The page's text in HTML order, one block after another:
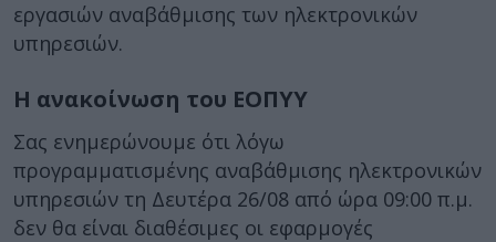
εργασιών αναβάθμισης των ηλεκτρονικών
υπηρεσιών.
Η ανακοίνωση του ΕΟΠΥΥ
Σας ενημερώνουμε ότι λόγω
προγραμματισμένης αναβάθμισης ηλεκτρονικών
υπηρεσιών τη Δευτέρα 26/08 από ώρα 09:00 π.μ.
δεν θα είναι διαθέσιμες οι εφαρμογές